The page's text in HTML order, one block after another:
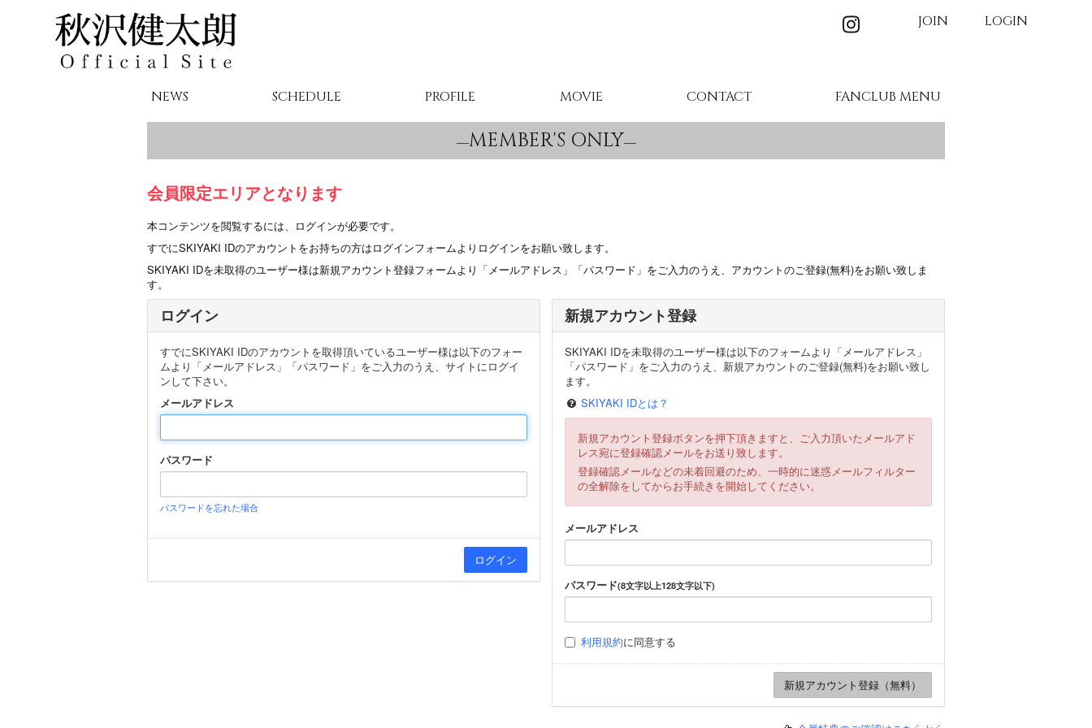
JOIN LOGIN
NEWS SCHEDULE PROFILE MOVIE CONTACT FANCLUB MENU
MEMBER'S ONLY
会員限定エリアとなります
本コンテンツを閲覧するには、ログインが必要です。
すでにSKIYAKI IDのアカウントをお持ちの方はログインフォームよりログインをお願い致します。
SKIYAKI IDを未取得のユーザー様は新規アカウント登録フォームより「メールアドレス」「パスワード」をご入力のうえ、アカウントのご登録(無料)をお願い致しま
す。
ログイン
すでにSKIYAKI IDのアカウントを取得頂いているユーザー様は以下のフォー
ムより「メールアドレス」「パスワード」をご入力のうえ、サイトにログイ
ンして下さい。
メールアドレス
パスワード
パスワードを忘れた場合
新規アカウント登録
SKIYAKI IDを未取得のユーザー様は以下のフォームより「メールアドレス」
「パスワード」をご入力のうえ、新規アカウントのご登録(無料)をお願い致し
ます。
SKIYAKI IDとは？
新規アカウント登録ボタンを押下頂きますと、ご入力頂いたメールアド
レス宛に登録確認メールをお送り致します。
登録確認メールなどの未着回避のため、一時的に迷惑メールフィルター
の全解除をしてからお手続きを開始してください。
メールアドレス
パスワード(8文字以上128文字以下)
利用規約に同意する